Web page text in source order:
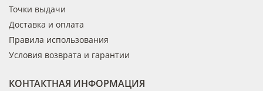
Точки выдачи
Доставка и оплата
Правила использования
Условия возврата и гарантии
КОНТАКТНАЯ ИНФОРМАЦИЯ